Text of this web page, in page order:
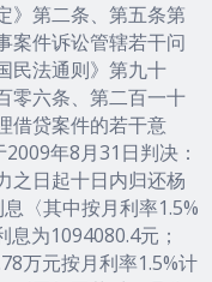
》第二条、第五条第
案件诉讼管辖若干问
民法通则》第九十
零六条、第二百一十
借贷案件的若干意
年8月31日判决：
之日起十日内归还杨
〈其中按月利率1.5%
为1094080.4元；
万元按月利率1.5%计